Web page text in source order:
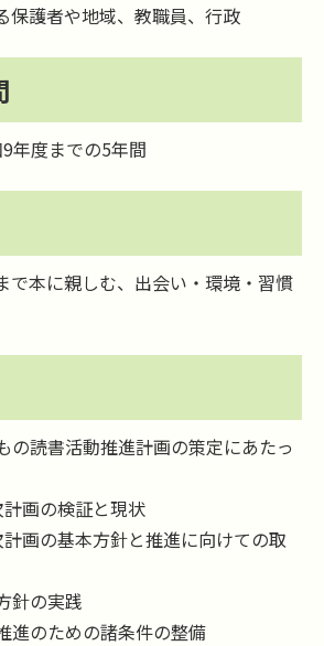
保護者や地域、教職員、行政
年度までの5年間
で本に親しむ、出会い・環境・習慣
の読書活動推進計画の策定にあたっ
画の検証と現状
画の基本方針と推進に向けての取
針の実践
進のための諸条件の整備